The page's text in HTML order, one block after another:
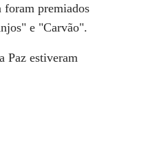
foram premiados
e "Carvão".
Paz estiveram